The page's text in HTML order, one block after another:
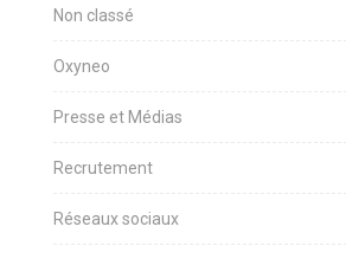
Non classé
Oxyneo
Presse et Médias
Recrutement
Réseaux sociaux